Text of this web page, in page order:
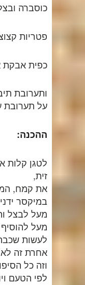
כוסברה
פטריות
כפית אבקת
ותערובת
על תערובת
ההכנה:
לטגן קלות
זית,
את קמח,
במיקסר
מעל לבצל
מעל
לעשות
אחרת זה
וזה כל
לפי הטעם